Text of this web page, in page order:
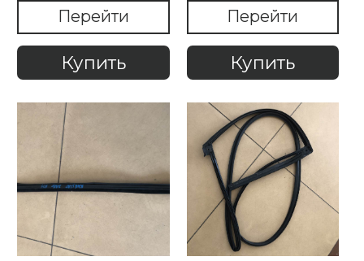
Перейти
Купить
Перейти
Купить